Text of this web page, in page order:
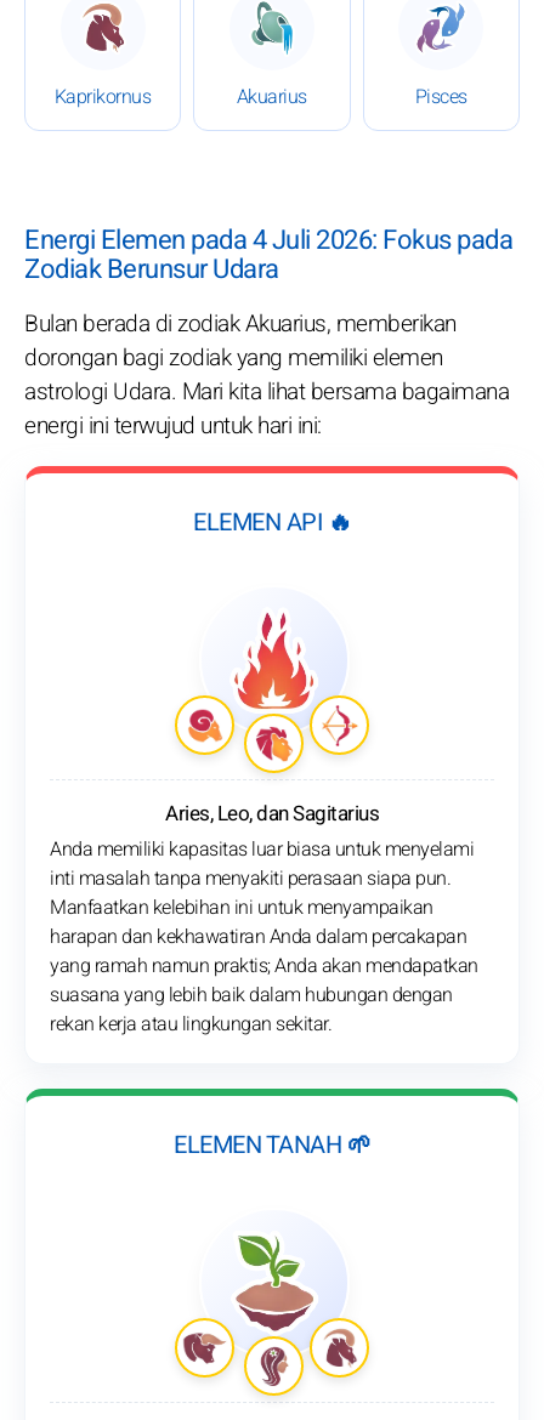
Kaprikornus Akuarius Pisces
Energi Elemen pada 4 Juli 2026: Fokus pada
Zodiak Berunsur Udara
Bulan berada di zodiak Akuarius, memberikan
dorongan bagi zodiak yang memiliki elemen
astrologi Udara. Mari kita lihat bersama bagaimana
energi ini terwujud untuk hari ini:
ELEMEN API 🔥
Aries, Leo, dan Sagitarius
Anda memiliki kapasitas luar biasa untuk menyelami
inti masalah tanpa menyakiti perasaan siapa pun.
Manfaatkan kelebihan ini untuk menyampaikan
harapan dan kekhawatiran Anda dalam percakapan
yang ramah namun praktis; Anda akan mendapatkan
suasana yang lebih baik dalam hubungan dengan
rekan kerja atau lingkungan sekitar.
ELEMEN TANAH 🌱